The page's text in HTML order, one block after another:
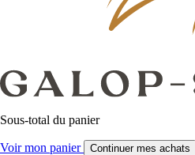
Sous-total du panier
Voir mon panier Continuer mes achats